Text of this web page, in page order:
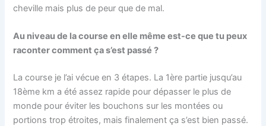
cheville mais plus de peur que de mal.
Au niveau de la course en elle même est-ce que tu peux
raconter comment ça s’est passé ?
La course je l’ai vécue en 3 étapes. La 1ère partie jusqu’au
18ème km a été assez rapide pour dépasser le plus de
monde pour éviter les bouchons sur les montées ou
portions trop étroites, mais finalement ça s’est bien passé.